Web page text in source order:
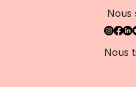
Nous
Nous